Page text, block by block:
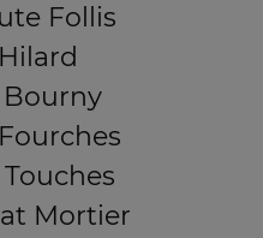
Follis
Bourny
Mortier